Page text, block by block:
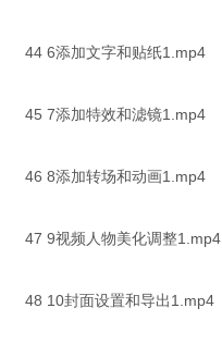
44 6添加文字和贴纸1.mp4
45 7添加特效和滤镜1.mp4
46 8添加转场和动画1.mp4
47 9视频人物美化调整1.mp4
48 10封面设置和导出1.mp4